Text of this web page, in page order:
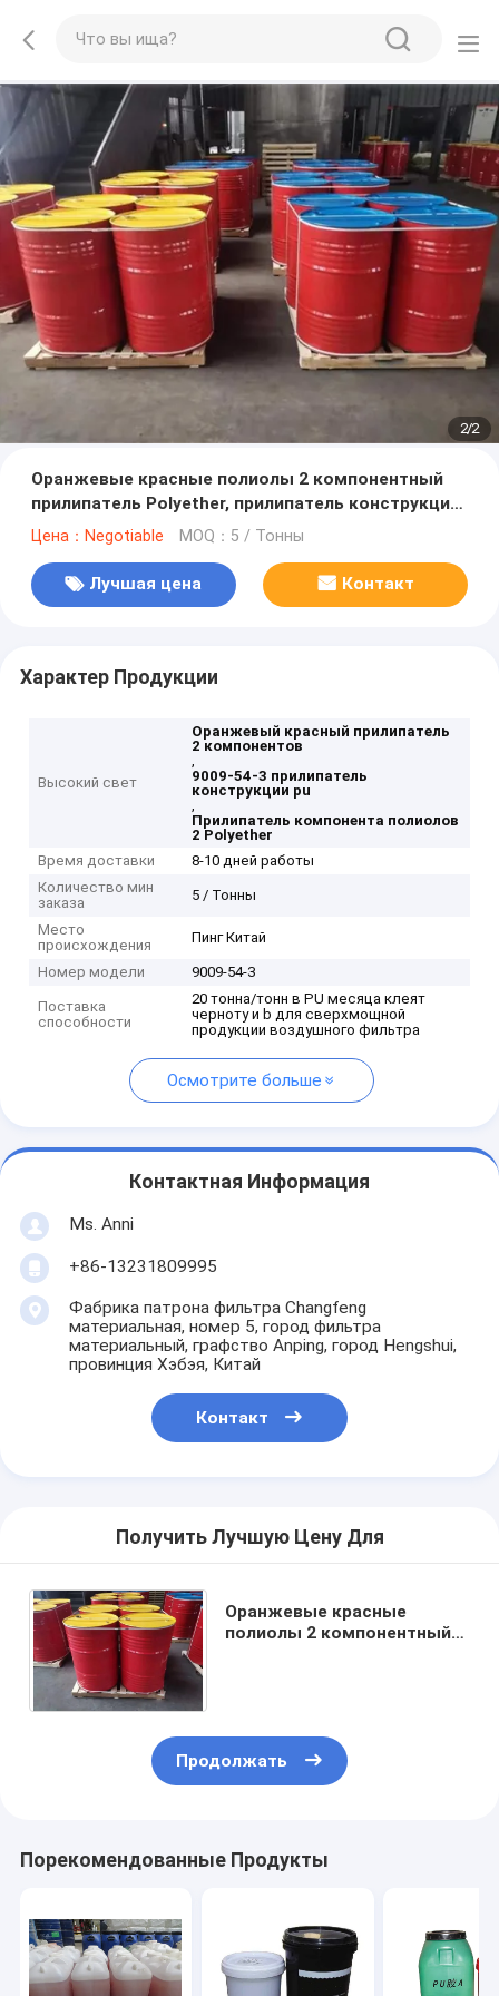
2/2
Оранжевые красные полиолы 2 компонентный
прилипатель Polyether, прилипатель конструкции
Pu
Цена：Negotiable MOQ：5 / Тонны
Лучшая цена Контакт
Характер Продукции
Высокий свет
Оранжевый красный прилипатель
2 компонентов
,
9009-54-3 прилипатель
конструкции pu
,
Прилипатель компонента полиолов
2 Polyether
Время доставки
8-10 дней работы
Количество мин
заказа
5 / Тонны
Место
происхождения
Пинг Китай
Номер модели 9009-54-3
Поставка
способности
20 тонна/тонн в PU месяца клеят
черноту и b для сверхмощной
продукции воздушного фильтра
Осмотрите больше
Контактная Информация
Ms. Anni
+86-13231809995
Фабрика патрона фильтра Changfeng
материальная, номер 5, город фильтра
материальный, графство Anping, город Hengshui,
провинция Хэбэя, Китай
Контакт
Получить Лучшую Цену Для
Оранжевые красные
полиолы 2 компонентный
Продолжать
Порекомендованные Продукты